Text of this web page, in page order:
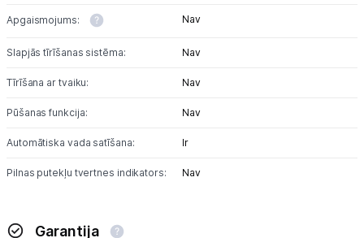
Apgaismojums: Nav
Slapjās tīrīšanas sistēma: Nav
Tīrīšana ar tvaiku: Nav
Pūšanas funkcija: Nav
Automātiska vada satīšana: Ir
Pilnas putekļu tvertnes indikators: Nav
Garantija